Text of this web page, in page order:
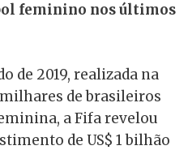
feminino nos últimos
de 2019, realizada na
de brasileiros
a Fifa revelou
de US$ 1 bilhão